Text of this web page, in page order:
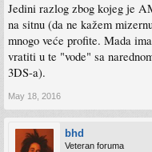
Jedini razlog zbog kojeg je
na sitnu (da ne kažem
mnogo veće profite. Mada
vratiti u te "vode" sa
3DS-a).
May 18, 2016
bhd
Veteran foruma